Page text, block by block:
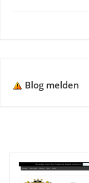
Blog melden